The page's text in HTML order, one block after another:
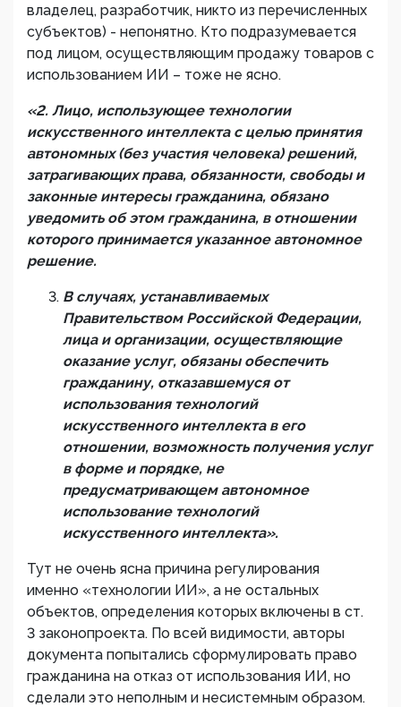
владелец, разработчик, никто из перечисленных
субъектов) - непонятно. Кто подразумевается
под лицом, осуществляющим продажу товаров с
использованием ИИ – тоже не ясно.
«2. Лицо, использующее технологии
искусственного интеллекта с целью принятия
автономных (без участия человека) решений,
затрагивающих права, обязанности, свободы и
законные интересы гражданина, обязано
уведомить об этом гражданина, в отношении
которого принимается указанное автономное
решение.
В случаях, устанавливаемых
Правительством Российской Федерации,
лица и организации, осуществляющие
оказание услуг, обязаны обеспечить
гражданину, отказавшемуся от
использования технологий
искусственного интеллекта в его
отношении, возможность получения услуг
в форме и порядке, не
предусматривающем автономное
использование технологий
искусственного интеллекта».
Тут не очень ясна причина регулирования
именно «технологии ИИ», а не остальных
объектов, определения которых включены в ст.
3 законопроекта. По всей видимости, авторы
документа попытались сформулировать право
гражданина на отказ от использования ИИ, но
сделали это неполным и несистемным образом.